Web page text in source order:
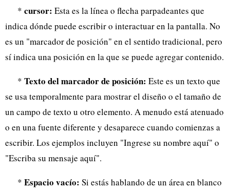
* cursor: Esta es la línea o flecha parpadeantes que
indica dónde puede escribir o interactuar en la pantalla. No
es un "marcador de posición" en el sentido tradicional, pero
sí indica una posición en la que se puede agregar contenido.
* Texto del marcador de posición: Este es un texto que
se usa temporalmente para mostrar el diseño o el tamaño de
un campo de texto u otro elemento. A menudo está atenuado
o en una fuente diferente y desaparece cuando comienzas a
escribir. Los ejemplos incluyen "Ingrese su nombre aquí" o
"Escriba su mensaje aquí".
* Espacio vacío: Si estás hablando de un área en blanco